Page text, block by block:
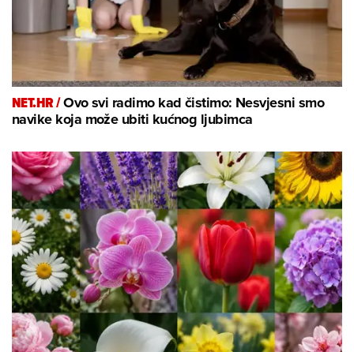
NET.HR /Ovo svi radimo kad čistimo: Nesvjesni smo
navike koja može ubiti kućnog ljubimca